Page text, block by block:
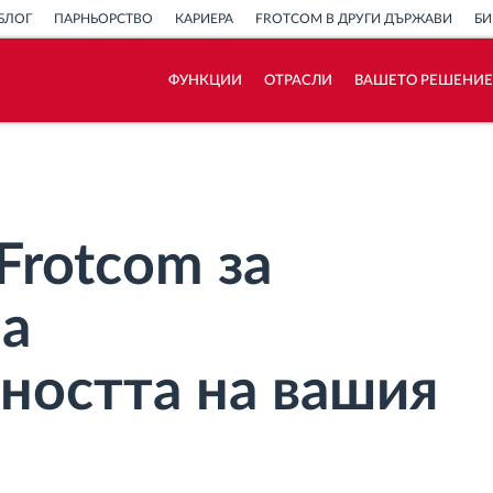
ПАРНЬОРСТВО КАРИЕРА FROTCOM В ДРУГИ ДЪРЖАВИ
ФУНКЦИИ ОТРАСЛИ ВАШЕТО РЕШЕНИЕ
за
на вашия